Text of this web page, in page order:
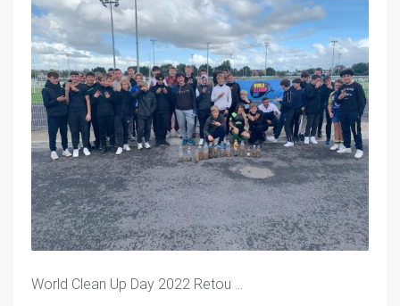
World Clean Up Day 2022 Retou ...